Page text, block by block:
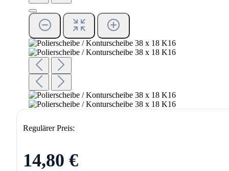
Regulärer Preis:
14,80 €